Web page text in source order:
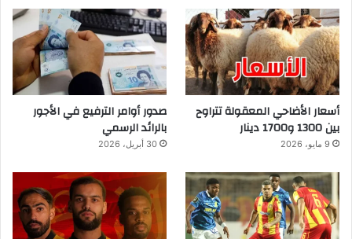
أسعار الأضاحي المعقولة تتراوح
بين 1300 و1700 دينار
9 مايو، 2026
صدور أوامر الترفيع في الأجور
بالرائد الرسمي
30 أبريل، 2026